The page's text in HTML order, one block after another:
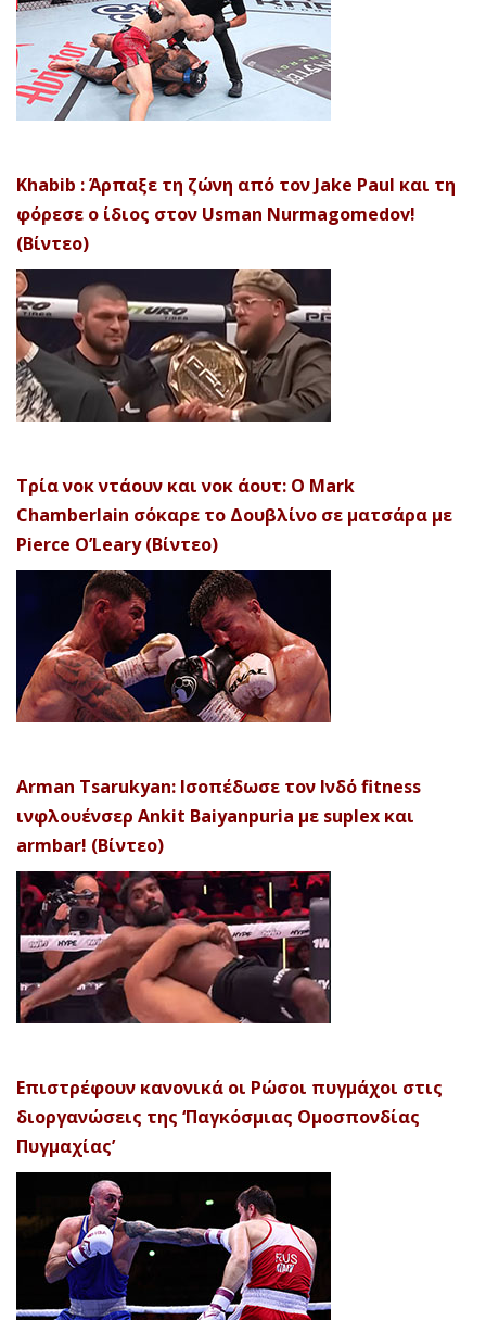
Khabib : Άρπαξε τη ζώνη από τον Jake Paul και τη
φόρεσε ο ίδιος στον Usman Nurmagomedov!
(Βίντεο)
Τρία νοκ ντάουν και νοκ άουτ: Ο Mark
Chamberlain σόκαρε το Δουβλίνο σε ματσάρα με
Pierce O’Leary (Βίντεο)
Arman Tsarukyan: Ισοπέδωσε τον Ινδό fitness
ινφλουένσερ Ankit Baiyanpuria με suplex και
armbar! (Βίντεο)
Επιστρέφουν κανονικά οι Ρώσοι πυγμάχοι στις
διοργανώσεις της ‘Παγκόσμιας Ομοσπονδίας
Πυγμαχίας’